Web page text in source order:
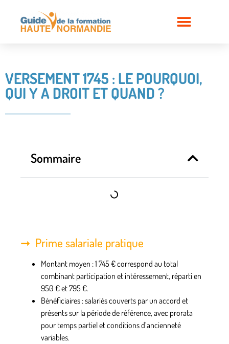
VERSEMENT 1745 : LE POURQUOI,
QUI Y A DROIT ET QUAND ?
Sommaire
Prime salariale pratique
Montant moyen : 1 745 € correspond au total
combinant participation et intéressement, réparti en
950 € et 795 €.
Bénéficiaires : salariés couverts par un accord et
présents sur la période de référence, avec prorata
pour temps partiel et conditions d’ancienneté
variables.